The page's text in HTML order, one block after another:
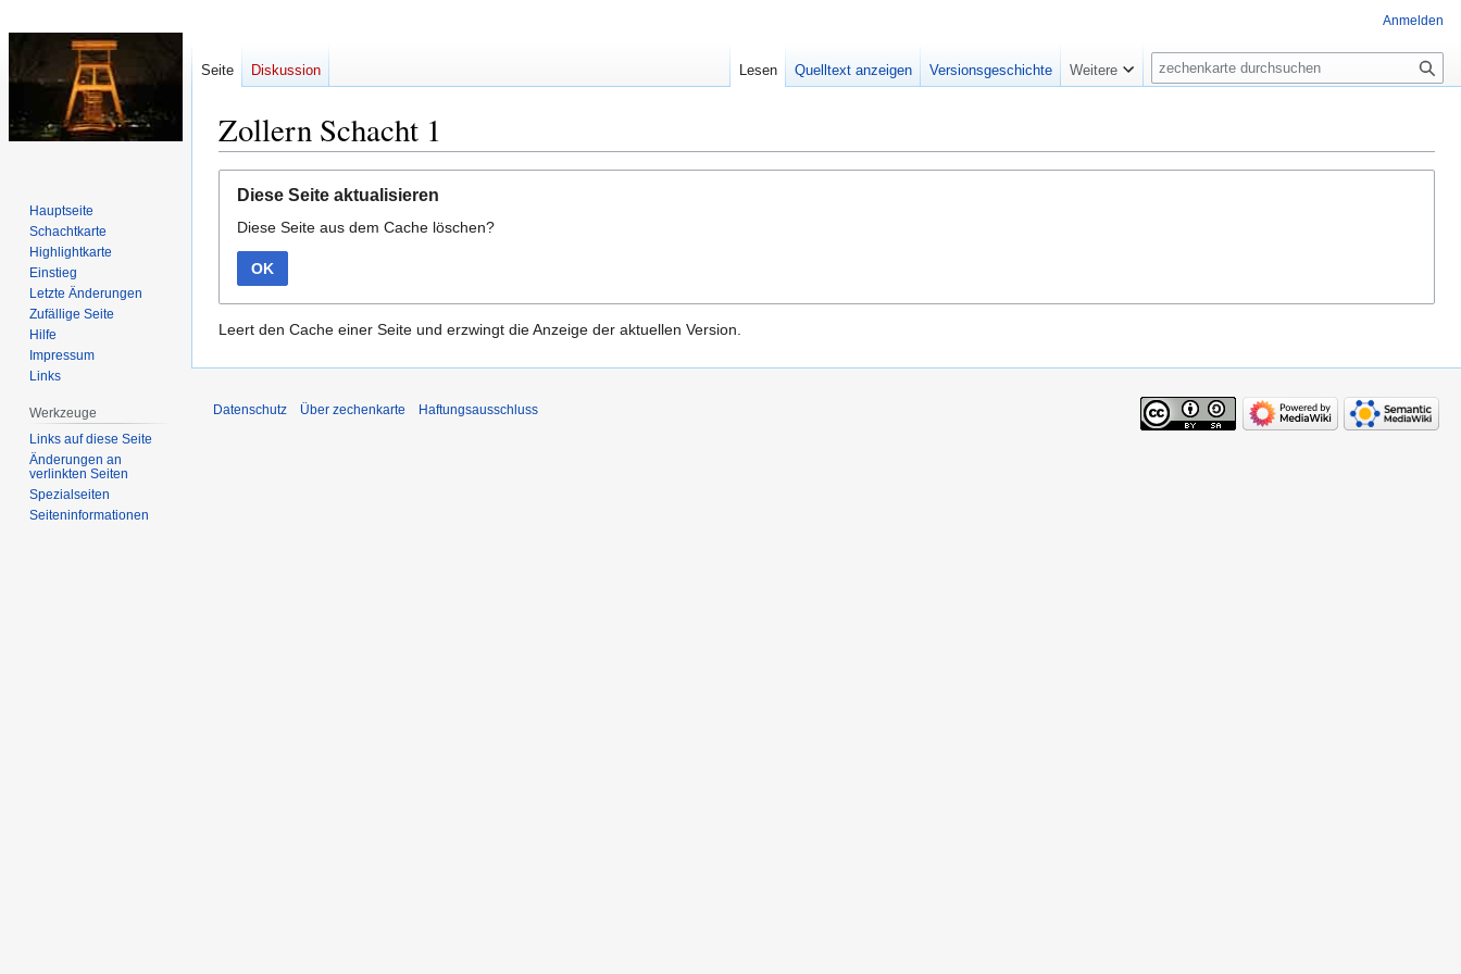
Zollern Schacht 1
Navigation
springen
Suche
springen
Diese Seite aktualisieren
Diese Seite aus dem Cache löschen?
OK
Leert den Cache einer Seite und erzwingt die Anzeige der aktuellen Version.
Anmelden
Seite Diskussion Lesen Quelltext anzeigen Versionsgeschichte Weitere
Suche
Hauptseite
Schachtkarte
Highlightkarte
Einstieg
Letzte Änderungen
Zufällige Seite
Hilfe
Impressum
Links
Werkzeuge
Links auf diese Seite
Änderungen an
verlinkten Seiten
Spezialseiten
Seiten­­informationen
Datenschutz Über zechenkarte Haftungsausschluss